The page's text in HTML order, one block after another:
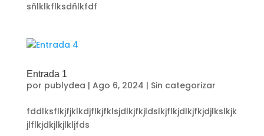
sñlklkflksdñlkfdf
Entrada 1
por publydea | Ago 6, 2024 | Sin categorizar
fddlksflkjfjklkdjflkjfklsjdlkjfkjldslkjflkjdlkjfkjdjlkslkjk
jlflkjdkjlkjlkljfds